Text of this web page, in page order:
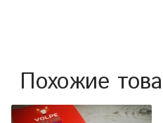
Похожие